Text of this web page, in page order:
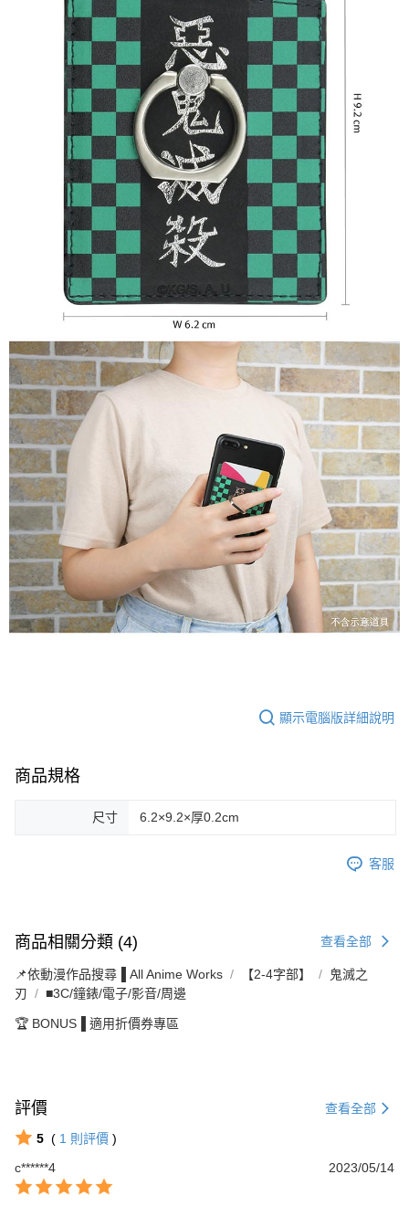
顯示電腦版詳細說明
商品規格
尺寸 6.2×9.2×厚0.2cm
客服
商品相關分類 (4) 查看全部
📌依動漫作品搜尋▐ All Anime Works 【2-4字部】
鬼滅之
刃
■3C/鐘錶/電子/影音/周邊
🏆 BONUS▐ 適用折價券專區
評價 查看全部
5 ( 1 則評價 )
c******4
2023/05/14